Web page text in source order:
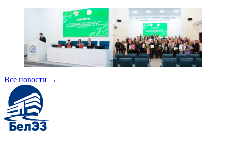
Все новости →